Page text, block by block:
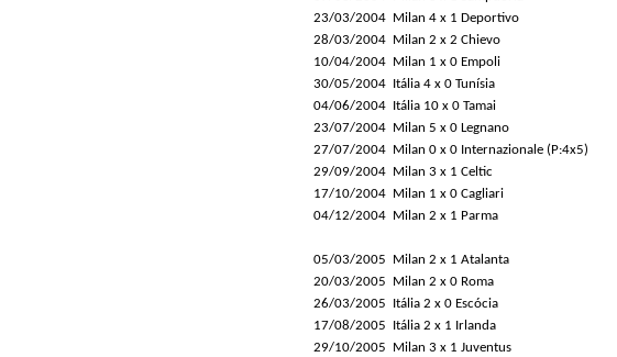
23/03/2004
28/03/2004
10/04/2004
30/05/2004
04/06/2004
23/07/2004
27/07/2004
29/09/2004
17/10/2004
04/12/2004
05/03/2005
20/03/2005
26/03/2005
17/08/2005
29/10/2005
Milan 4 x 1 Deportivo
Milan 2 x 2 Chievo
Milan 1 x 0 Empoli
Itália 4 x 0 Tunísia
Itália 10 x 0 Tamai
Milan 5 x 0 Legnano
Milan 0 x 0 Internazionale (P:4x5)
Milan 3 x 1 Celtic
Milan 1 x 0 Cagliari
Milan 2 x 1 Parma
Milan 2 x 1 Atalanta
Milan 2 x 0 Roma
Itália 2 x 0 Escócia
Itália 2 x 1 Irlanda
Milan 3 x 1 Juventus